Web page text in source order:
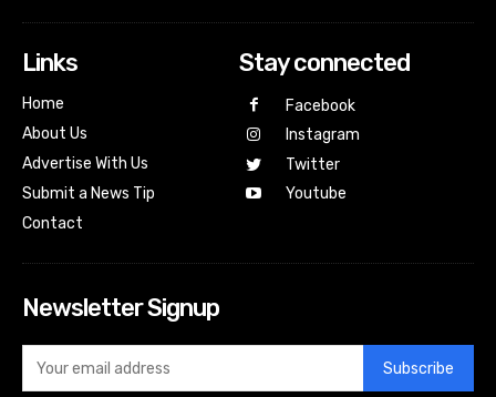
Links
Home
About Us
Advertise With Us
Submit a News Tip
Contact
Stay connected
Facebook
Instagram
Twitter
Youtube
Newsletter Signup
Subscribe